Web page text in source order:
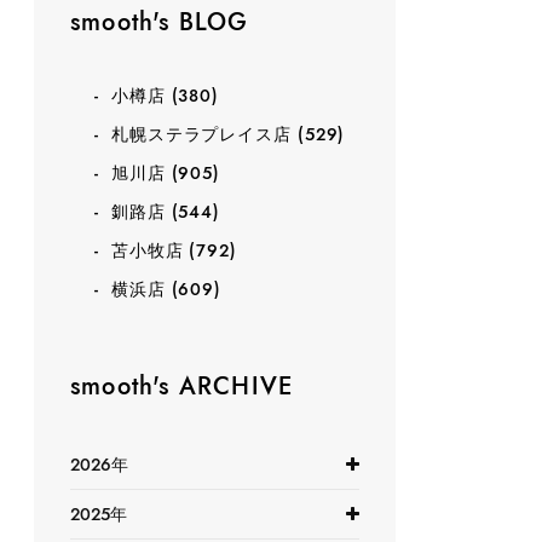
smooth's BLOG
小樽店 (380)
札幌ステラプレイス店 (529)
旭川店 (905)
釧路店 (544)
苫小牧店 (792)
横浜店 (609)
smooth's ARCHIVE
2026年
2025年